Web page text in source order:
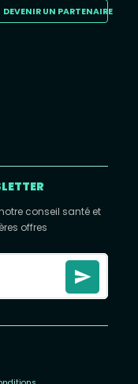
DEVENIR UN PARTENAIRE
conseil santé et
offres